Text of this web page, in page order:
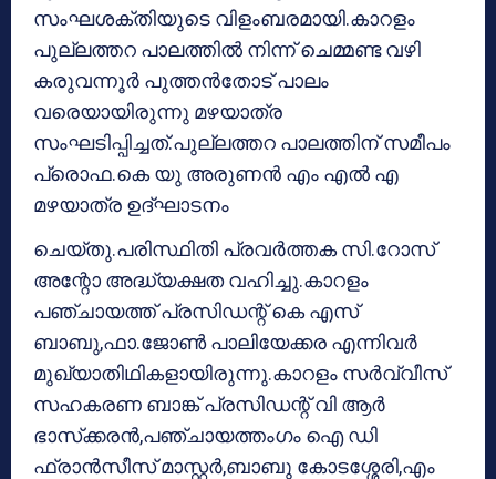
സംഘശക്തിയുടെ വിളംബരമായി.കാറളം
പുല്ലത്തറ പാലത്തില്‍ നിന്ന് ചെമ്മണ്ട വഴി
കരുവന്നൂര്‍ പുത്തന്‍തോട് പാലം
വരെയായിരുന്നു മഴയാത്ര
സംഘടിപ്പിച്ചത്.പുല്ലത്തറ പാലത്തിന് സമീപം
പ്രൊഫ.കെ യു അരുണന്‍ എം എല്‍ എ
മഴയാത്ര ഉദ്ഘാടനം
ചെയ്തു.പരിസ്ഥിതി പ്രവര്‍ത്തക സി.റോസ്
അന്റോ അദ്ധ്യക്ഷത വഹിച്ചു.കാറളം
പഞ്ചായത്ത് പ്രസിഡന്റ് കെ എസ്
ബാബു,ഫാ.ജോണ്‍ പാലിയേക്കര എന്നിവര്‍
മുഖ്യാതിഥികളായിരുന്നു.കാറളം സര്‍വ്വീസ്
സഹകരണ ബാങ്ക് പ്രസിഡന്റ് വി ആര്‍
ഭാസ്‌ക്കരന്‍,പഞ്ചായത്തംഗം ഐ ഡി
ഫ്രാന്‍സീസ് മാസ്റ്റര്‍,ബാബു കോടശ്ശേരി,എം